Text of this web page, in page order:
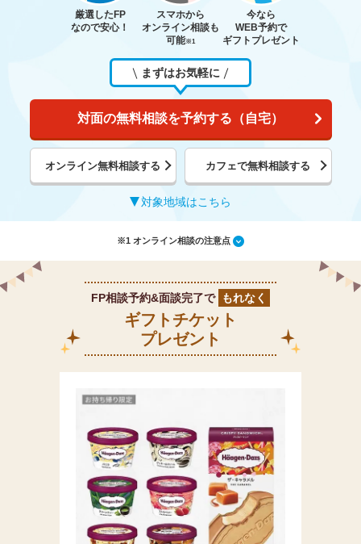
厳選したFP
なので安心！
スマホから
オンライン相談も
可能※1
今なら
WEB予約で
ギフトプレゼント
まずはお気軽に
対面の無料相談を予約する（自宅）
オンライン無料相談する カフェで無料相談する
対象地域はこちら
※1 オンライン相談の注意点
FP相談予約&面談完了で もれなく
ギフトチケット
プレゼント